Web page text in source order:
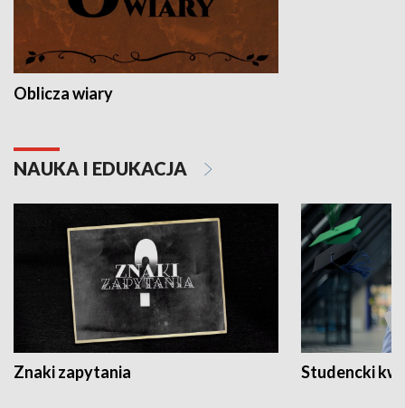
Oblicza wiary
NAUKA I EDUKACJA
Znaki zapytania Studencki